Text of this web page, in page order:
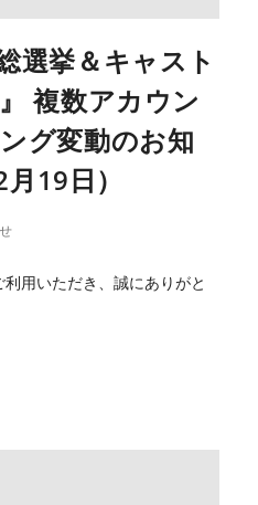
選挙＆キャスト
複数アカウン
グ変動のお知
19日）
用いただき、誠にありがと